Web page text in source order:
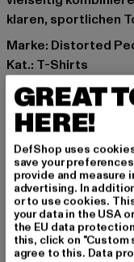
klaren, sportlichen
Marke: Distorted
Kat.: T-Shirts
Farbe: schwarz
Hersteller Farbe:
Art.Nr: DP5048-
Hersteller:
Lindwurmstr 122 |
GREAT
HERE!
DefShop uses
save your
provide and
advertising. In
or to use cookies.
your data in the USA
the EU data
this, click on "Custom
agree to this. Data